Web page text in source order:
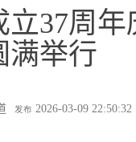
37周
满举行
发布 2026-03-09 22:50:32